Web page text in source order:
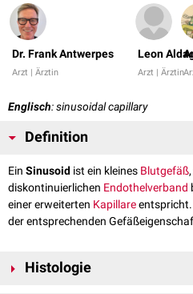
Dr. Frank Antwerpes
Arzt | Ärztin
Leon
Arzt | Ärztin
Englisch: sinusoidal capillary
Definition
Ein Sinusoid ist ein kleines Blutgefäß
diskontinuierlichen Endothelverband
einer erweiterten Kapillareentspricht.
der entsprechenden
Histologie